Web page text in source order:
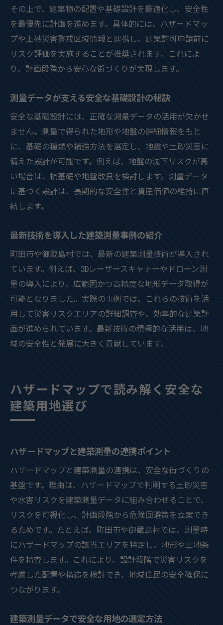
その上で、建築物の配置や基礎設計を最適化し、安全性
を最優先に計画を進めます。具体的には、ハザードマッ
プや土砂災害警戒区域情報と連携し、建築許可申請前に
リスク評価を実施することが推奨されます。これによ
り、計画段階から安心な街づくりが実現します。
測量データが支える安全な基礎設計の秘訣
安全な基礎設計には、正確な測量データの活用が欠かせ
ません。測量で得られた地形や地盤の詳細情報をもと
に、基礎の種類や補強方法を選定し、地震や土砂災害に
備えた設計が可能です。例えば、地盤の沈下リスクが高
い場合は、杭基礎や地盤改良を検討します。測量データ
に基づく設計は、長期的な安全性と資産価値の維持に直
結します。
最新技術を導入した建築測量事例の紹介
町田市や御蔵島村では、最新の建築測量技術が導入され
ています。例えば、3Dレーザースキャナーやドローン測
量の導入により、広範囲かつ高精度な地形データ取得が
可能となりました。実際の事例では、これらの技術を活
用して災害リスクエリアの詳細調査や、効率的な建築計
画が進められています。最新技術の積極的な活用は、地
域の安全性と発展に大きく貢献しています。
ハザードマップで読み解く安全な
建築用地選び
ハザードマップと建築測量の連携ポイント
ハザードマップと建築測量の連携は、安全な街づくりの
基盤です。理由は、ハザードマップで判明する土砂災害
や水害リスクを建築測量データに組み合わせることで、
リスクを可視化し、計画段階から危険回避策を立案でき
るためです。たとえば、町田市や御蔵島村では、測量時
にハザードマップの該当エリアを特定し、地形や土地条
件を精査します。これにより、設計段階で災害リスクを
考慮した配置や構造を検討でき、地域住民の安全確保に
つながります。
建築測量データで安全な用地の選定方法